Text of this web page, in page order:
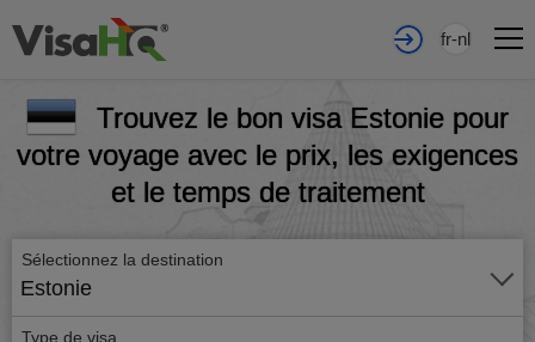
fr-nl
Trouvez le bon visa Estonie pour
votre voyage avec le prix, les exigences
et le temps de traitement
Sélectionnez la destination
Estonie
Type de visa